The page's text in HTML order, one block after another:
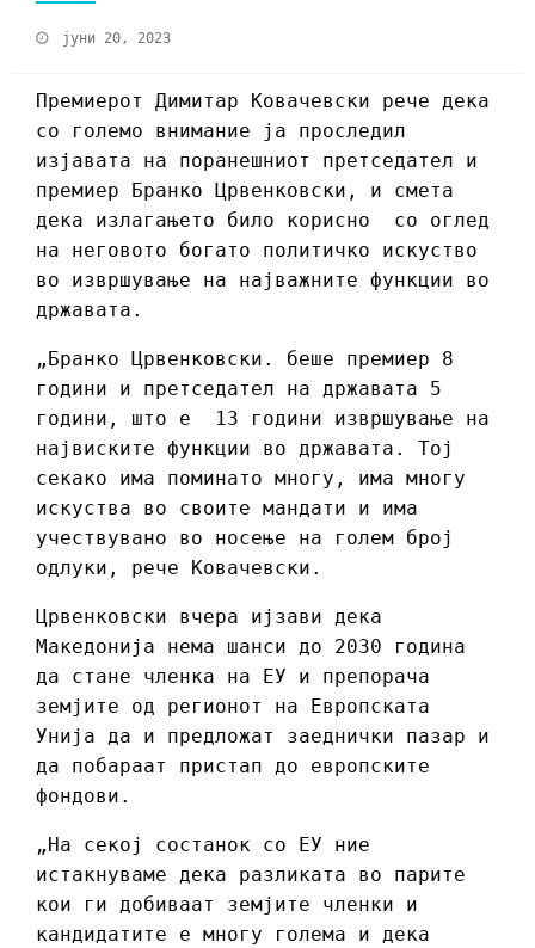
јуни 20, 2023
Премиерот Димитар Ковачевски рече дека
со големо внимание ја проследил
изјавата на поранешниот претседател и
премиер Бранко Црвенковски, и смета
дека излагањето било корисно со оглед
на неговото богато политичко искуство
во извршување на најважните функции во
државата.
„Бранко Црвенковски. беше премиер 8
години и претседател на државата 5
години, што е 13 години извршување на
највиските функции во државата. Тој
секако има поминато многу, има многу
искуства во своите мандати и има
учествувано во носење на голем број
одлуки, рече Ковачевски.
Црвенковски вчера ијзави дека
Македонија нема шанси до 2030 година
да стане членка на ЕУ и препорача
земјите од регионот на Европската
Унија да и предложат заеднички пазар и
да побараат пристап до европските
фондови.
„На секој состанок со ЕУ ние
истакнуваме дека разликата во парите
кои ги добиваат земјите членки и
кандидатите е многу голема и дека